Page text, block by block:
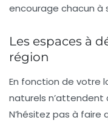
encourage chacun à
Les espaces à
région
En fonction de votre
naturels n’attendent
N’hésitez pas à faire